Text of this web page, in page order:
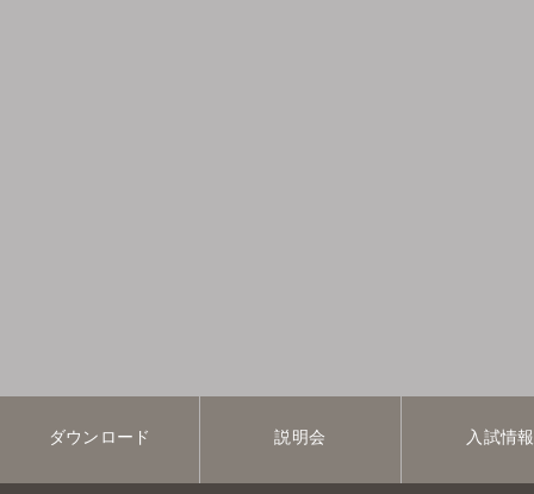
ダウンロード 説明会 入試情報